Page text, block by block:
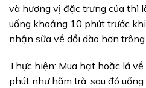
và hương vị đặc trưng của thì
uống khoảng 10 phút trước
nhận sữa về dồi dào hơn
Thực hiện: Mua hạt hoặc lá
phút như hãm trà, sau đó